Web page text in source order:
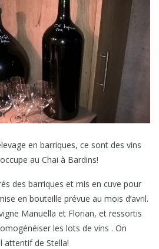
en barriques, ce sont des vins
au Chai à Bardins!
des barriques et mis en cuve pour
en bouteille prévue au mois d’avril.
Manuella et Florian, et ressortis
les lots de vins . On
attentif de Stella!